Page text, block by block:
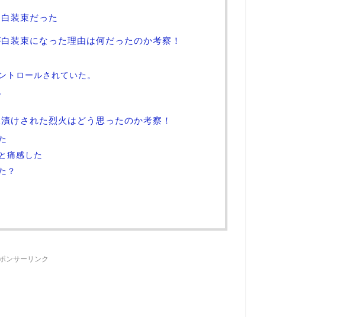
装束だった
装束になった理由は何だったのか考察！
トロールされていた。
けされた烈火はどう思ったのか考察！
痛感した
？
ンサーリンク